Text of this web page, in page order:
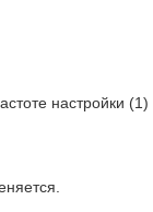
настройки (1)